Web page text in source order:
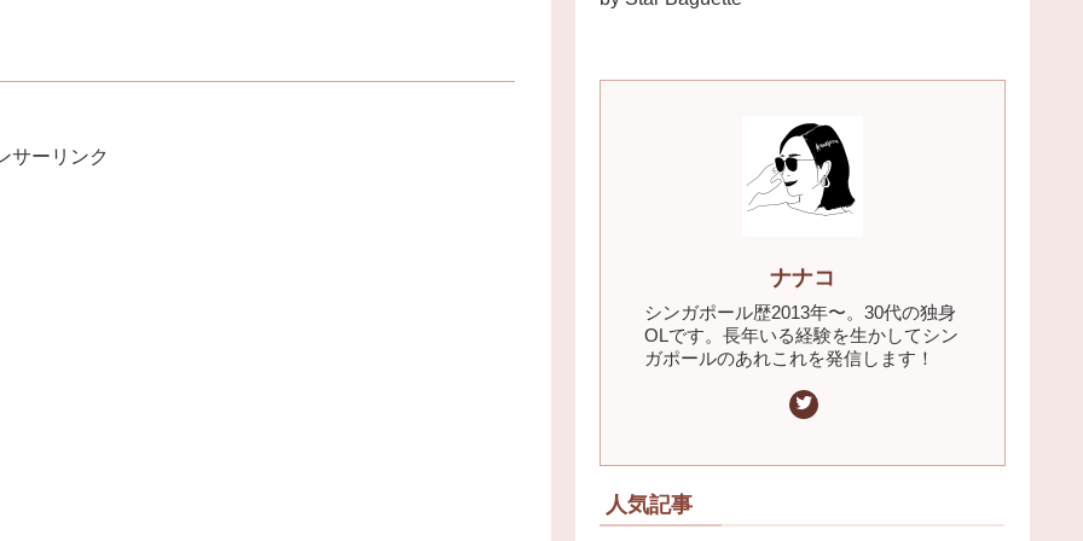
サーリンク
ナナコ
シンガポール歴2013年〜。30代の独身
OLです。長年いる経験を生かしてシン
ガポールのあれこれを発信します！
人気記事